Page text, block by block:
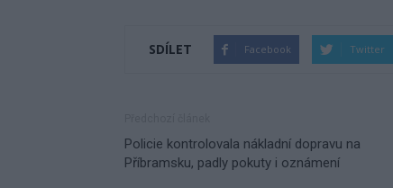
SDÍLET Facebook Twitter
Policie kontrolovala nákladní dopravu na
Příbramsku, padly pokuty i oznámení